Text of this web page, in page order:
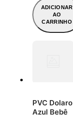
ADICIONAR
AO
CARRINHO
PVC Dolaro
Azul Bebê